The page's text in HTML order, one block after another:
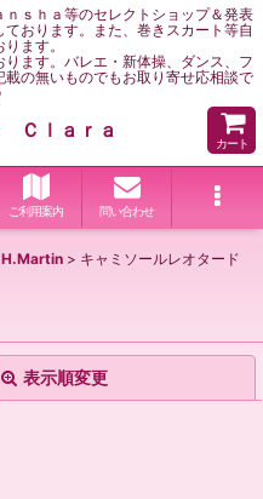
ｓｈａ等のセレクトショップ＆発表
おります。また、巻きスカート等自
ます。
ます。バレエ・新体操、ダンス、フ
の無いものでもお取り寄せ応相談で
Ｃｌａｒａ
カート
ご利用案内 問い合わせ
> キャミソールレオタード
表示順変更